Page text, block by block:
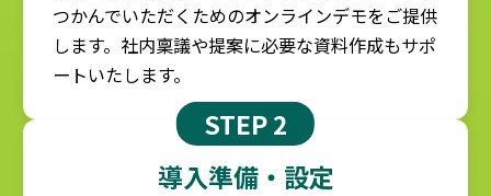
つかんでいただくためのオンラインデモをご提供
します。社内稟議や提案に必要な資料作成もサポ
ートいたします。
STEP 2
導入準備・設定